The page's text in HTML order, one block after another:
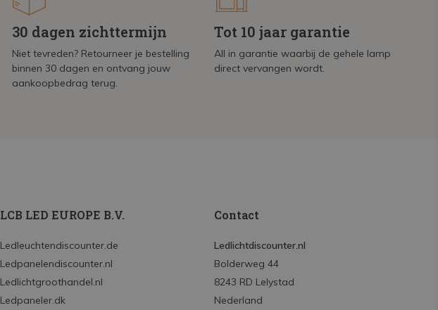
30 dagen zichttermijn
Niet tevreden? Retourneer je bestelling
binnen 30 dagen en ontvang jouw
aankoopbedrag terug.
Tot 10 jaar garantie
All in garantie waarbij de gehele lamp
direct vervangen wordt.
LCB LED EUROPE B.V.
Ledleuchtendiscounter.de
Ledpanelendiscounter.nl
Ledlichtgroothandel.nl
Ledpaneler.dk
Contact
Ledlichtdiscounter.nl
Bolderweg 44
8243 RD Lelystad
Nederland